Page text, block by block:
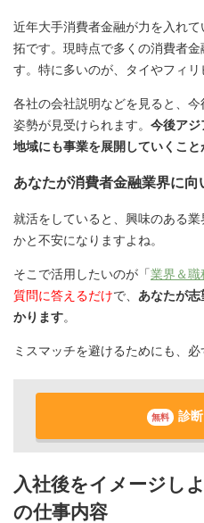
近年大手消費者金融が力を入れ
拓です。現時点で多くの消費者
す。特に多いのが、タイやフィリ
各社の会社説明などを見ると、
姿勢が見受けられます。 今後アジ
地域にも事業を展開していくこ
あなたが消費者金融業界に
就活をしていると、興味のある
かと不安になりますよね。
そこで活用したいのが「業界＆職
質問に答えるだけで、 あなたが
かります。
ミスマッチを避けるためにも、必
無料 診
入社後をイメージし
の仕事内容